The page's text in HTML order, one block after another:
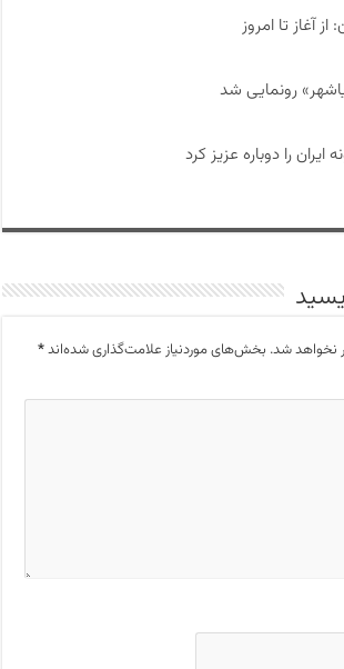
آغاز تا امروز
رونمایی شد
را دوباره عزیز کرد
نخواهد شد. بخش‌های موردنیاز علامت‌گذاری شده‌اند*